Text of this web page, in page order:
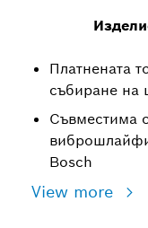
Платнената
събиране на
Съвместима
Bosch
View more